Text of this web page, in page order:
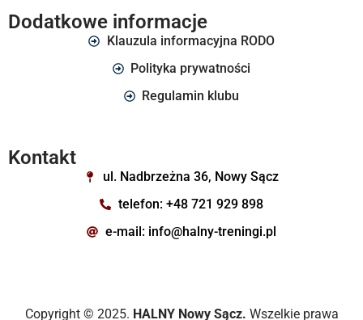
Dodatkowe informacje
Klauzula informacyjna RODO
Polityka prywatności
Regulamin klubu
Kontakt
ul. Nadbrzeżna 36, Nowy Sącz
telefon: +48 721 929 898
e-mail: info@halny-treningi.pl
Copyright © 2025. HALNY Nowy Sącz. Wszelkie prawa